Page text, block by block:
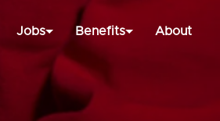
Jobs Benefits About